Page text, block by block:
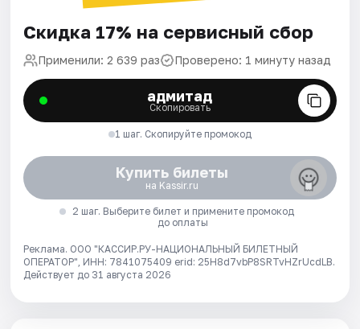
Скидка 17% на сервисный сбор
Применили: 2 639 раз Проверено: 1 минуту назад
адмитад
Скопировать
1 шаг. Скопируйте промокод
Купить билеты
на Kassir.ru
2 шаг. Выберите билет и примените промокод
до оплаты
Реклама. ООО "КАССИР.РУ-НАЦИОНАЛЬНЫЙ БИЛЕТНЫЙ
ОПЕРАТОР", ИНН: 7841075409 erid: 25H8d7vbP8SRTvHZrUcdLB.
Действует до 31 августа 2026